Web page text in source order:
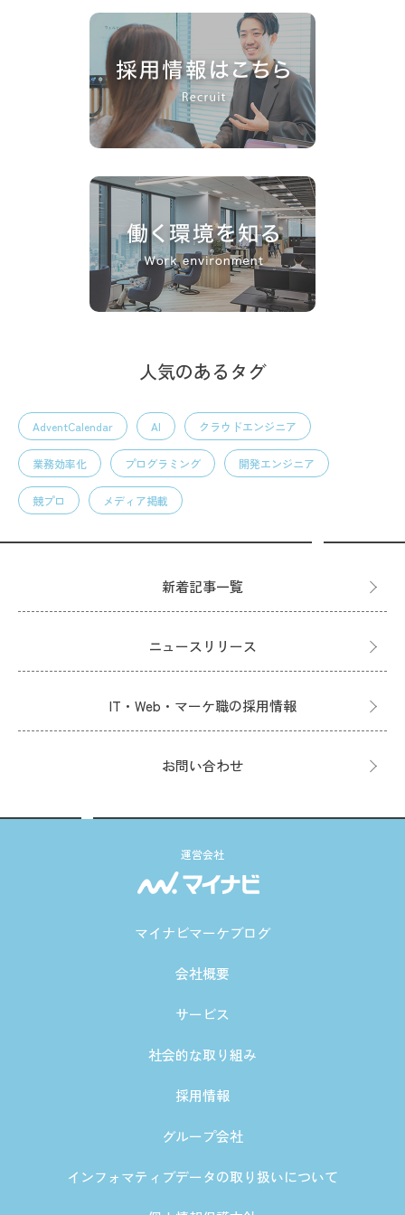
人気のあるタグ
AdventCalendar AI クラウドエンジニア
業務効率化 プログラミング 開発エンジニア
競プロ メディア掲載
新着記事一覧
ニュースリリース
IT・Web・マーケ職の採用情報
お問い合わせ
運営会社
マイナビマーケブログ
会社概要
サービス
社会的な取り組み
採用情報
グループ会社
インフォマティブデータの取り扱いについて